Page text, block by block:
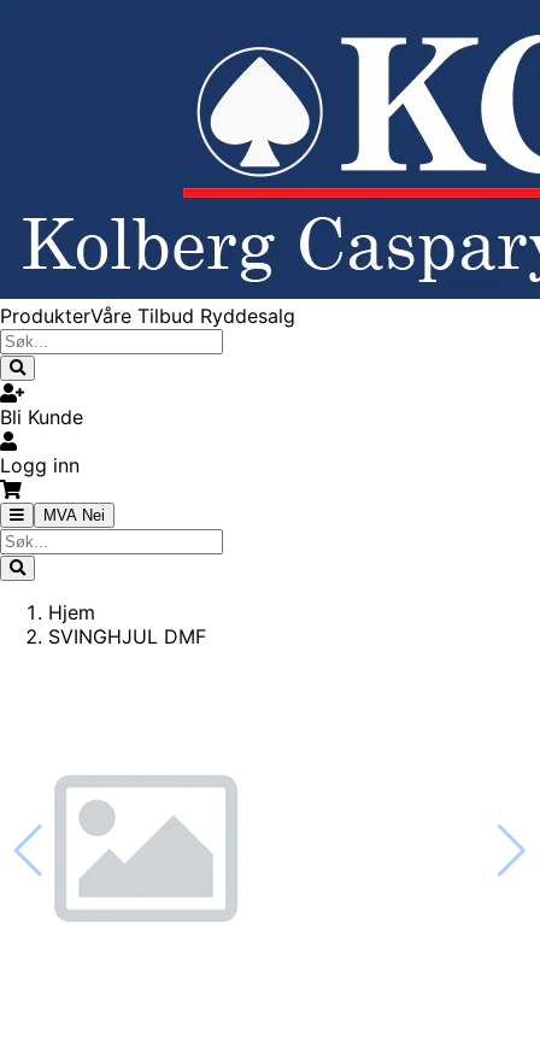
ProdukterVåre Tilbud Ryddesalg
Bli Kunde
Logg inn
MVA Nei
Hjem
SVINGHJUL DMF